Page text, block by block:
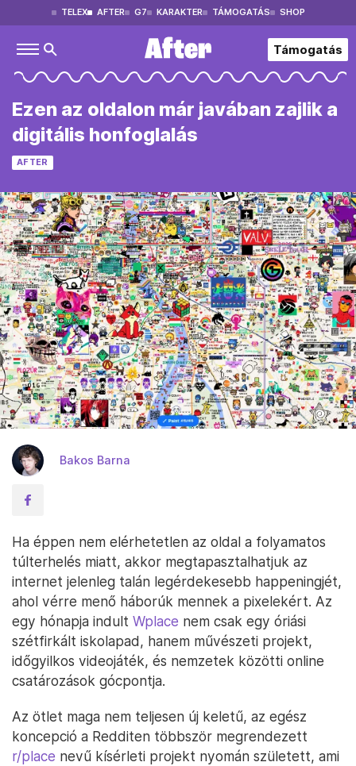
TELEX AFTER G7 KARAKTER TÁMOGATÁS SHOP
Támogatás
Ezen az oldalon már javában zajlik a
digitális honfoglalás
AFTER
Bakos Barna
Ha éppen nem elérhetetlen az oldal a folyamatos
túlterhelés miatt, akkor megtapasztalhatjuk az
internet jelenleg talán legérdekesebb happeningjét,
ahol vérre menő háborúk mennek a pixelekért. Az
egy hónapja indult Wplace nem csak egy óriási
szétfirkált iskolapad, hanem művészeti projekt,
időgyilkos videojáték, és nemzetek közötti online
csatározások gócpontja.
Az ötlet maga nem teljesen új keletű, az egész
koncepció a Redditen többször megrendezett
r/place nevű kísérleti projekt nyomán született, ami